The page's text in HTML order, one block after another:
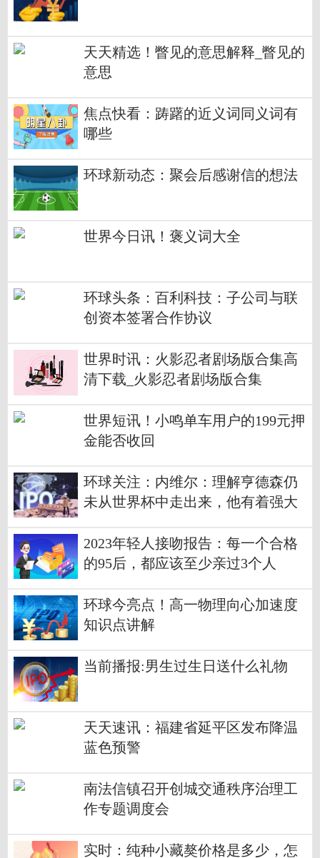
天天精选！瞥见的意思解释_瞥见的
意思
焦点快看：踌躇的近义词同义词有
哪些
环球新动态：聚会后感谢信的想法
世界今日讯！褒义词大全
环球头条：百利科技：子公司与联
创资本签署合作协议
世界时讯：火影忍者剧场版合集高
清下载_火影忍者剧场版合集
世界短讯！小鸣单车用户的199元押
金能否收回
环球关注：内维尔：理解亨德森仍
未从世界杯中走出来，他有着强大
2023年轻人接吻报告：每一个合格
的95后，都应该至少亲过3个人
环球今亮点！高一物理向心加速度
知识点讲解
当前播报:男生过生日送什么礼物
天天速讯：福建省延平区发布降温
蓝色预警
南法信镇召开创城交通秩序治理工
作专题调度会
实时：纯种小藏獒价格是多少，怎